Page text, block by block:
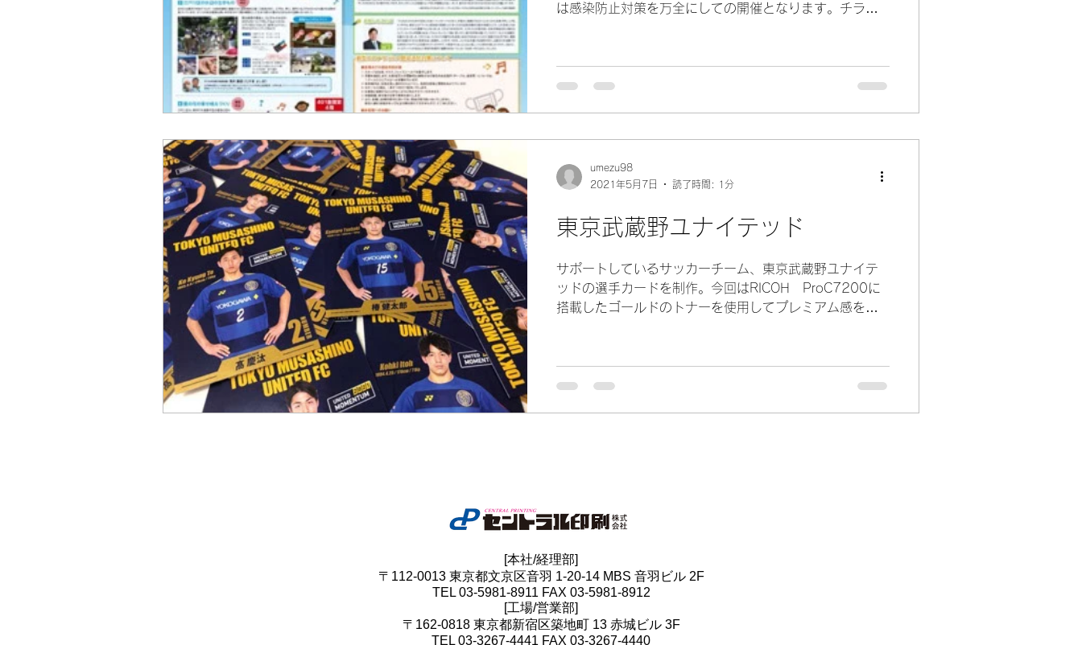
は感染防止対策を万全にしての開催となります。チラシ
もやりとりをしつつ紙面...
東京武蔵野ユナイテッド
サポートしているサッカーチーム、東京武蔵野ユナイテ
ッドの選手カードを制作。今回はRICOH ProC7200に
搭載したゴールドのトナーを使用してプレミアム感を出
性を生かすこの...
umezu98
2021年5月7日
読了時間: 1分
[本社/経理部]
〒112-0013 東京都文京区音羽 1-20-14 MBS 音羽ビル 2F
TEL 03-5981-8911 FAX 03-5981-8912
[工場/営業部]
〒162-0818 東京都新宿区築地町 13 赤城ビル 3F
TEL 03-3267-4441 FAX 03-3267-4440